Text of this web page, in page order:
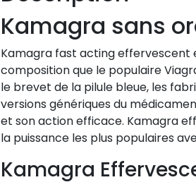
Kamagra sans
Kamagra fast acting effervescent
composition que le populaire
le brevet de la pilule bleue, les
versions génériques du
et son action efficace. Kamagra
la puissance les plus populaires
Kamagra